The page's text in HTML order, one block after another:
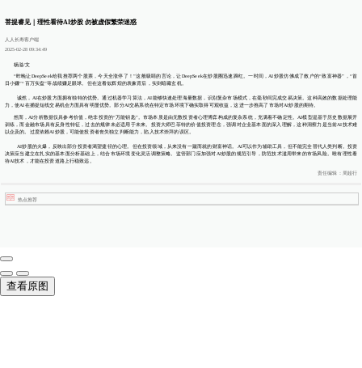
菩提睿见｜理性看待AI炒股 勿被虚假繁荣迷惑
人人长寿客户端
2025-02-28 09:34:49
杨溢/文
“昨晚让DeepSeek给我推荐两个股票，今天全涨停了！”这般吸睛的言论，让DeepSeek在炒股圈迅速蹿红。一时间，AI炒股仿佛成了散户的“致富神器”，“首
日小赚”“百万实盘”等战绩赚足眼球。但在这看似辉煌的表象背后，实则暗藏玄机。
诚然，AI在炒股方面拥有独特的优势。通过机器学习算法，AI能够快速处理海量数据，识别复杂市场模式，在毫秒间完成交易决策。这种高效的数据处理能
力，使AI在捕捉短线交易机会方面具有明显优势。部分AI交易系统在特定市场环境下确实取得可观收益，这进一步推高了市场对AI炒股的期待。
然而，AI分析数据仅具参考价值，绝非投资的“万能钥匙”。市场本质是由无数投资者心理博弈构成的复杂系统，充满着不确定性。AI模型是基于历史数据展开
训练，而金融市场具有反身性特征，过去的规律未必适用于未来。投资大师巴菲特的价值投资理念，强调对企业基本面的深入理解，这种洞察力是当前AI技术难
以企及的。过度依赖AI炒股，可能使投资者丧失独立判断能力，陷入技术崇拜的误区。
AI炒股的火爆，反映出部分投资者渴望捷径的心理。但在投资领域，从来没有一蹴而就的财富神话。AI可以作为辅助工具，但不能完全替代人类判断。投资
决策应当建立在扎实的基本面分析基础上，结合市场环境变化灵活调整策略。监管部门应加强对AI炒股的规范引导，防范技术滥用带来的市场风险。唯有理性看
待AI技术，才能在投资道路上行稳致远。
责任编辑：周超行
热点推荐
查看原图